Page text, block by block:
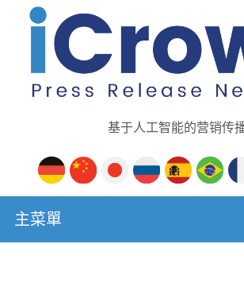
基于人工智能的营销传
主菜單